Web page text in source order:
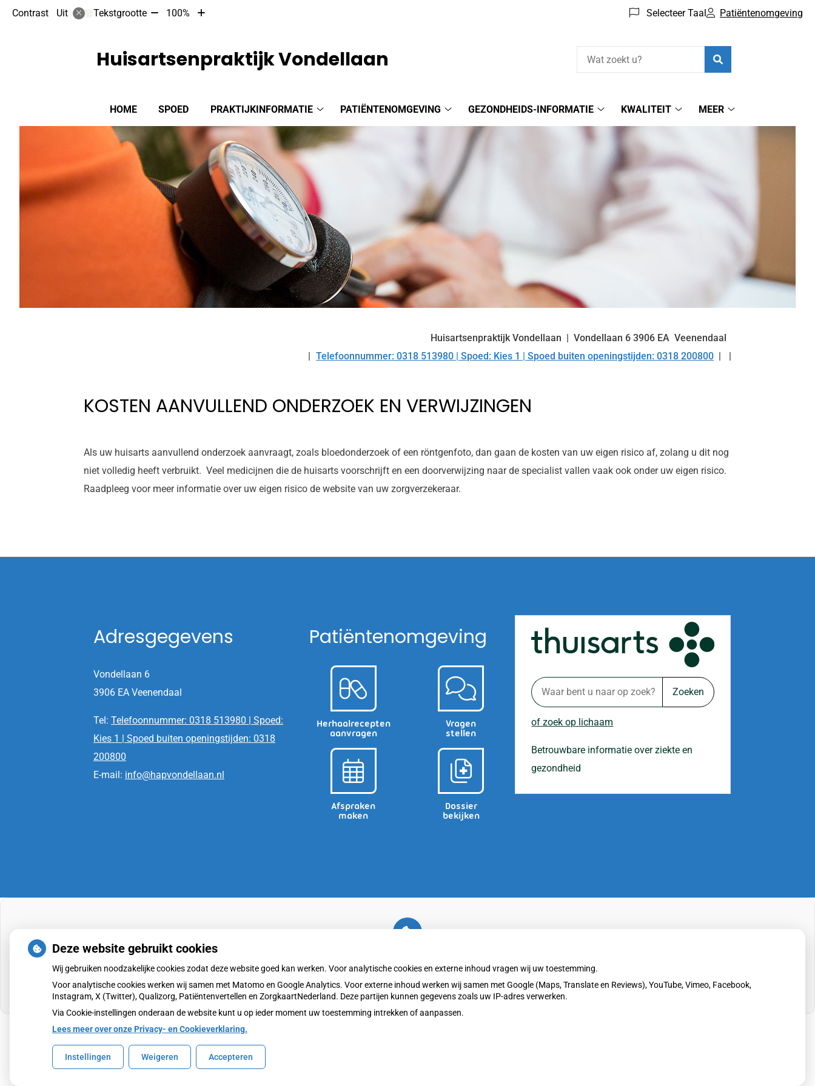
Contrast Uit Tekstgrootte Tekst
10%
100%
Tekst
Selecteer Taal Patiëntenomgeving
Hoofdmenu
HOME SPOED
PRAKTIJKINFORMATIE
submenu
PATIËNTENOMGEVING
submenu
GEZONDHEIDS-INFORMATIE
informatie
submenu
KWALITEIT
MEER
Huisartsenpraktijk Vondellaan
Huisartsenpraktijk Vondellaan Vondellaan 6 3906 EA Veenendaal
Tel:
Telefoonnummer: 0318 513980 | Spoed: Kies 1 | Spoed buiten openingstijden: 0318 200800
KOSTEN AANVULLEND ONDERZOEK EN VERWIJZINGEN
Als uw huisarts aanvullend onderzoek aanvraagt, zoals bloedonderzoek of een röntgenfoto, dan gaan de kosten van uw eigen risico af, zolang u dit nog
niet volledig heeft verbruikt. Veel medicijnen die de huisarts voorschrijft en een doorverwijzing naar de specialist vallen vaak ook onder uw eigen risico.
Raadpleeg voor meer informatie over uw eigen risico de website van uw zorgverzekeraar.
Adresgegevens
Vondellaan 6
3906 EA Veenendaal
Tel: Telefoonnummer: 0318 513980 | Spoed:
Kies 1 | Spoed buiten openingstijden: 0318
200800
E-mail: info@hapvondellaan.nl
Patiëntenomgeving
Herhaalrecepten
aanvragen
Vragen
stellen
Afspraken
maken
Dossier
bekijken
Zoeken
of zoek op lichaam
Betrouwbare informatie over ziekte en
gezondheid
externe inhoud
die nodig is om dit te zien.
Cookie-instellingen wijzigen
Uw Zorg Online|Beheer
Deze website gebruikt cookies
Wij gebruiken noodzakelijke cookies zodat deze website goed kan werken. Voor analytische cookies en externe inhoud vragen wij uw toestemming.
Voor analytische cookies werken wij samen met Matomo en Google Analytics. Voor externe inhoud werken wij samen met Google (Maps, Translate en Reviews), YouTube, Vimeo, Facebook,
Instagram, X (Twitter), Qualizorg, Patiëntenvertellen en ZorgkaartNederland. Deze partijen kunnen gegevens zoals uw IP-adres verwerken.
Via Cookie-instellingen onderaan de website kunt u op ieder moment uw toestemming intrekken of aanpassen.
Lees meer over onze Privacy- en Cookieverklaring.
Instellingen Weigeren Accepteren